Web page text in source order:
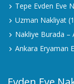
Tepe Evden Eve
Uzman Nakliyat
Nakliye Burada –
Ankara Eryaman